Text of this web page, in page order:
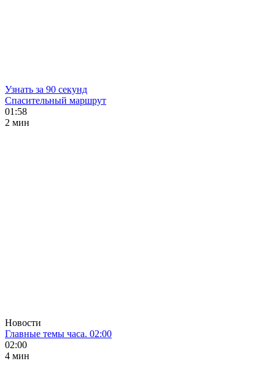
Узнать за 90 секунд
Спасительный маршрут
01:58
2 мин
Новости
Главные темы часа. 02:00
02:00
4 мин